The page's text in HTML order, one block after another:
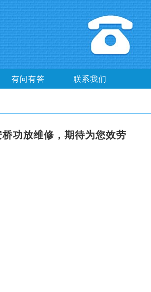
有问有答 联系我们
功放维修，期待为您效劳